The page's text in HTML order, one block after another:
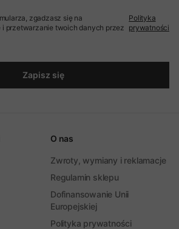
zgadzasz się na
przetwarzanie twoich danych przez
Polityka
prywatności
Zapisz się
O nas
Zwroty, wymiany i reklamacje
Regulamin sklepu
Dofinansowanie Unii
Europejskiej
Polityka prywatności